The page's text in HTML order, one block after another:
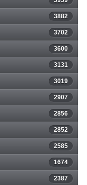
3882
3702
3600
3131
3019
2907
2856
2852
2585
1674
2387